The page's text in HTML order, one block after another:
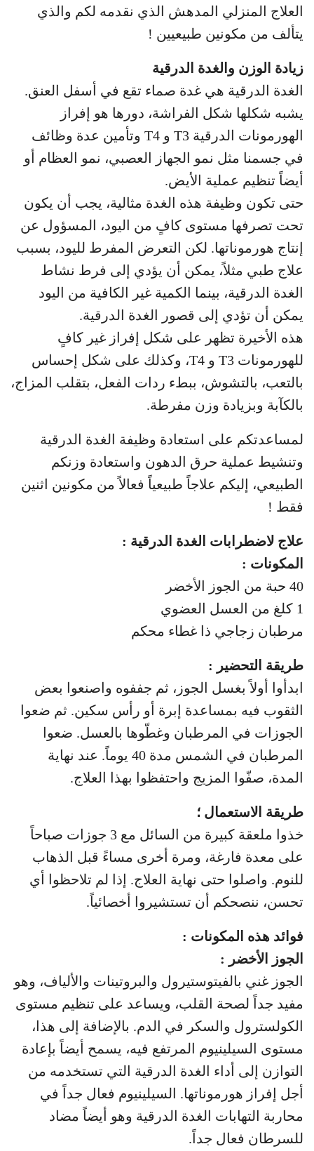
العلاج المنزلي المدهش الذي نقدمه لكم والذي
يتألف من مكونين طبيعيين !
زيادة الوزن والغدة الدرقية
الغدة الدرقية هي غدة صماء تقع في أسفل العنق.
يشبه شكلها شكل الفراشة، دورها هو إفراز
الهورمونات الدرقية T3 و T4 وتأمين عدة وظائف
في جسمنا مثل نمو الجهاز العصبي، نمو العظام أو
أيضاً تنظيم عملية الأيض.
حتى تكون وظيفة هذه الغدة مثالية، يجب أن يكون
تحت تصرفها مستوى كافٍ من اليود، المسؤول عن
إنتاج هورموناتها. لكن التعرض المفرط لليود، بسبب
علاج طبي مثلاً، يمكن أن يؤدي إلى فرط نشاط
الغدة الدرقية، بينما الكمية غير الكافية من اليود
يمكن أن تؤدي إلى قصور الغدة الدرقية.
هذه الأخيرة تظهر على شكل إفراز غير كافٍ
للهورمونات T3 و T4، وكذلك على شكل إحساس
بالتعب، بالتشوش، ببطء ردات الفعل، بتقلب المزاج،
بالكآبة وبزيادة وزن مفرطة.
لمساعدتكم على استعادة وظيفة الغدة الدرقية
وتنشيط عملية حرق الدهون واستعادة وزنكم
الطبيعي، إليكم علاجاً طبيعياً فعالاً من مكونين اثنين
فقط !
علاج لاضطرابات الغدة الدرقية :
المكونات :
40 حبة من الجوز الأخضر
1 كلغ من العسل العضوي
مرطبان زجاجي ذا غطاء محكم
طريقة التحضير :
ابدأوا أولاً بغسل الجوز، ثم جففوه واصنعوا بعض
الثقوب فيه بمساعدة إبرة أو رأس سكين. ثم ضعوا
الجوزات في المرطبان وغطّوها بالعسل. ضعوا
المرطبان في الشمس مدة 40 يوماً. عند نهاية
المدة، صفّوا المزيج واحتفظوا بهذا العلاج.
طريقة الاستعمال ؛
خذوا ملعقة كبيرة من السائل مع 3 جوزات صباحاً
على معدة فارغة، ومرة أخرى مساءً قبل الذهاب
للنوم. واصلوا حتى نهاية العلاج. إذا لم تلاحظوا أي
تحسن، ننصحكم أن تستشيروا أخصائياً.
فوائد هذه المكونات :
الجوز الأخضر :
الجوز غني بالفيتوستيرول والبروتينات والألياف، وهو
مفيد جداً لصحة القلب، ويساعد على تنظيم مستوى
الكولسترول والسكر في الدم. بالإضافة إلى هذا،
مستوى السيلينيوم المرتفع فيه، يسمح أيضاً بإعادة
التوازن إلى أداء الغدة الدرقية التي تستخدمه من
أجل إفراز هورموناتها. السيلينيوم فعال جداً في
محاربة التهابات الغدة الدرقية وهو أيضاً مضاد
للسرطان فعال جداً.